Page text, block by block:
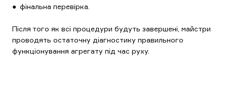
● фінальна перевірка.
Після того як всі процедури будуть завершені, майстри
проводять остаточну діагностику правильного
функціонування агрегату під час руху.